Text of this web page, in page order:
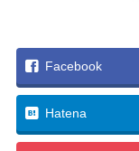
Facebook
Hatena